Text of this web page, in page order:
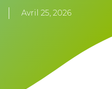
Avril 25, 2026